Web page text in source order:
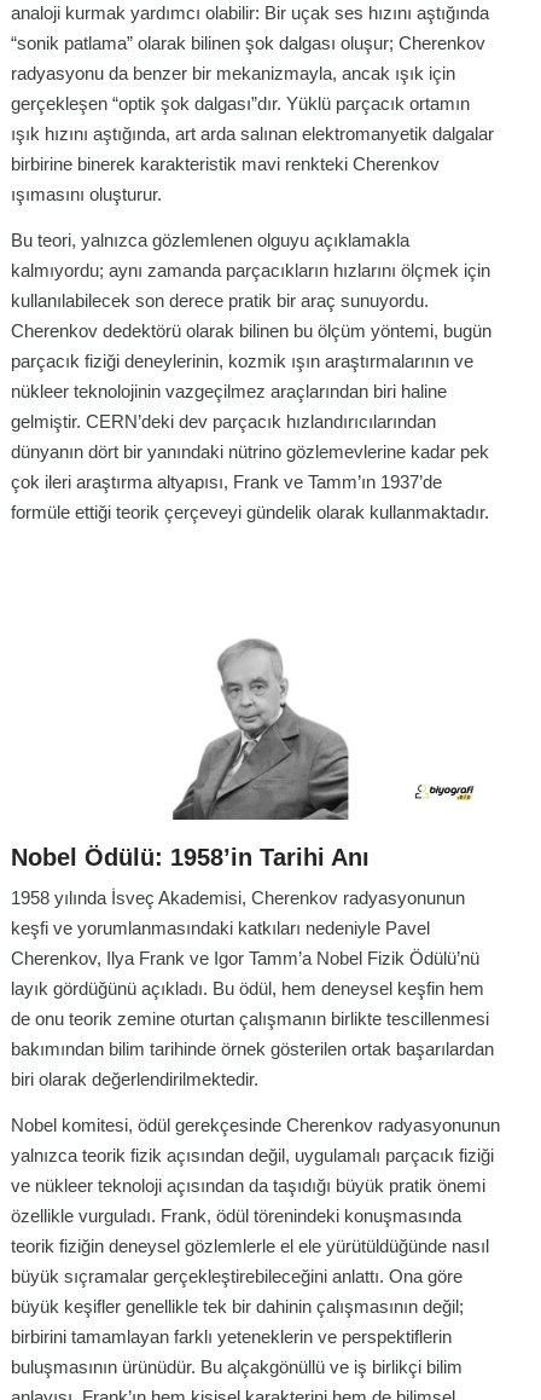
analoji kurmak yardımcı olabilir: Bir uçak ses hızını aştığında
“sonik patlama” olarak bilinen şok dalgası oluşur; Cherenkov
radyasyonu da benzer bir mekanizmayla, ancak ışık için
gerçekleşen “optik şok dalgası”dır. Yüklü parçacık ortamın
ışık hızını aştığında, art arda salınan elektromanyetik dalgalar
birbirine binerek karakteristik mavi renkteki Cherenkov
ışımasını oluşturur.
Bu teori, yalnızca gözlemlenen olguyu açıklamakla
kalmıyordu; aynı zamanda parçacıkların hızlarını ölçmek için
kullanılabilecek son derece pratik bir araç sunuyordu.
Cherenkov dedektörü olarak bilinen bu ölçüm yöntemi, bugün
parçacık fiziği deneylerinin, kozmik ışın araştırmalarının ve
nükleer teknolojinin vazgeçilmez araçlarından biri haline
gelmiştir. CERN’deki dev parçacık hızlandırıcılarından
dünyanın dört bir yanındaki nütrino gözlemevlerine kadar pek
çok ileri araştırma altyapısı, Frank ve Tamm’ın 1937’de
formüle ettiği teorik çerçeveyi gündelik olarak kullanmaktadır.
Nobel Ödülü: 1958’in Tarihi Anı
1958 yılında İsveç Akademisi, Cherenkov radyasyonunun
keşfi ve yorumlanmasındaki katkıları nedeniyle Pavel
Cherenkov, Ilya Frank ve Igor Tamm’a Nobel Fizik Ödülü’nü
layık gördüğünü açıkladı. Bu ödül, hem deneysel keşfin hem
de onu teorik zemine oturtan çalışmanın birlikte tescillenmesi
bakımından bilim tarihinde örnek gösterilen ortak başarılardan
biri olarak değerlendirilmektedir.
Nobel komitesi, ödül gerekçesinde Cherenkov radyasyonunun
yalnızca teorik fizik açısından değil, uygulamalı parçacık fiziği
ve nükleer teknoloji açısından da taşıdığı büyük pratik önemi
özellikle vurguladı. Frank, ödül törenindeki konuşmasında
teorik fiziğin deneysel gözlemlerle el ele yürütüldüğünde nasıl
büyük sıçramalar gerçekleştirebileceğini anlattı. Ona göre
büyük keşifler genellikle tek bir dahinin çalışmasının değil;
birbirini tamamlayan farklı yeteneklerin ve perspektiflerin
buluşmasının ürünüdür. Bu alçakgönüllü ve iş birlikçi bilim